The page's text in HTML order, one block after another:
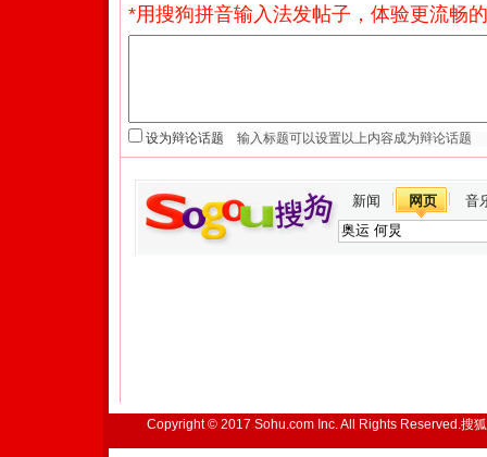
*用搜狗拼音输入法发帖子，体验更流畅
设为辩论话题
新闻 网页 音
Copyright © 2017 Sohu.com Inc. All Rights Reserved.搜